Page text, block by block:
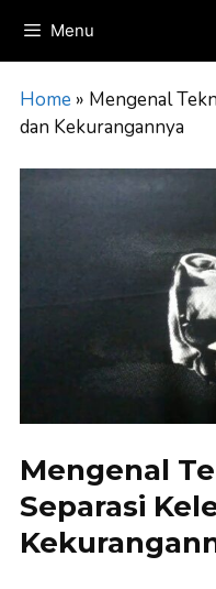
content
Menu
Home » Mengenal
dan Kekurangannya
Mengenal
Separasi